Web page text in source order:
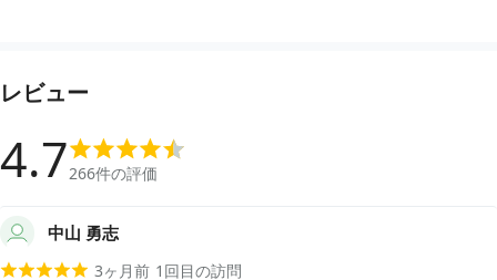
レビュー
4.7266件の評価
中山 勇志
3ヶ月前 1 回目の訪問